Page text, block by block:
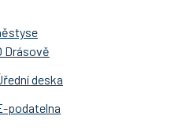
Drásově
deska
podatelna